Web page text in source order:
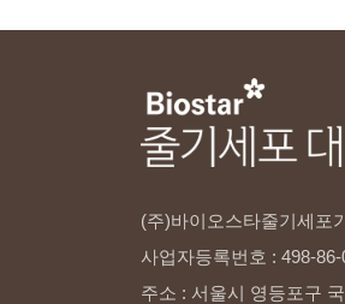
(주)바이오스타줄기세포
사업자등록번호 : 498-
주소 : 서울시 영등포구